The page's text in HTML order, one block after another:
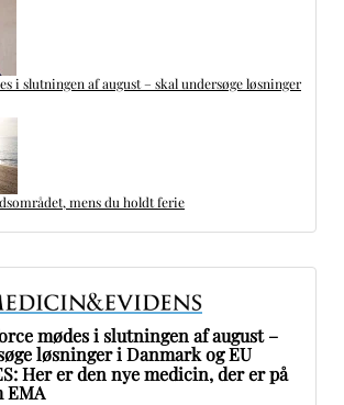
i slutningen af august – skal undersøge løsninger
mens du holdt ferie
mødes i slutningen af august –
løsninger i Danmark og EU
Her er den nye medicin, der er på
EMA